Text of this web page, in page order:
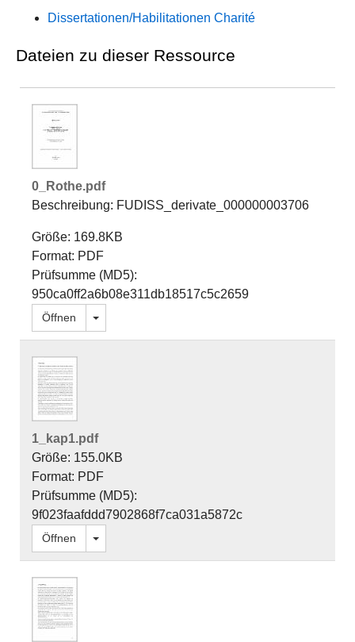
Dissertationen/Habilitationen Charité
Dateien zu dieser Ressource
0_Rothe.pdf
Beschreibung: FUDISS_derivate_000000003706
Größe: 169.8KB
Format: PDF
Prüfsumme (MD5):
950ca0ff2a6b08e311db18517c5c2659
Öffnen Dropdown öffnen
1_kap1.pdf
Größe: 155.0KB
Format: PDF
Prüfsumme (MD5):
9f023faafddd7902868f7ca031a5872c
Öffnen Dropdown öffnen